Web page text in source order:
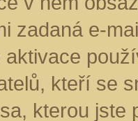
zadaná e-
kteří se
kterou jste